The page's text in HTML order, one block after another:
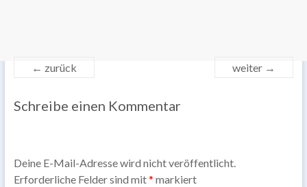
← zurück weiter →
Schreibe einen Kommentar
Deine E-Mail-Adresse wird nicht veröffentlicht.
Erforderliche Felder sind mit* markiert